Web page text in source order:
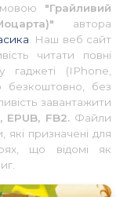
мовою "Грайливий
автора
. Наш веб сайт
читати повні
гаджеті (IPhone,
безкоштовно, без
завантажити
EPUB, FB2.Файли
призначені для
що відомі як